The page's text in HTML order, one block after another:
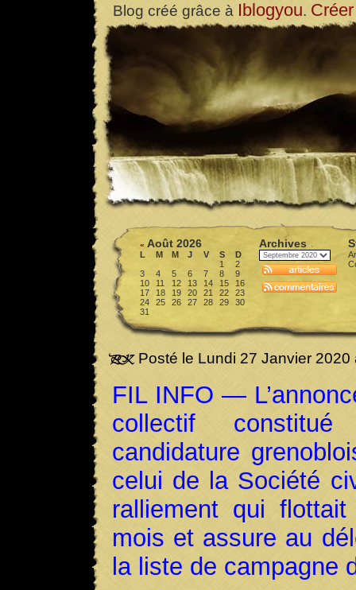
Blog créé grâce à Iblogyou.
« Août 2026
L M M J V S
D
1
2
3
4 5 6 7 8
9
10
11 12 13 14 15
16
17
18 19 20 21 22
23
24
25 26 27 28 29
30
31
Archives
Posté le Lundi 27 Janvier 2020
FIL INFO —
collectif
candidature
celui de la Société
ralliement qui
mois et assure au
la liste de campagne